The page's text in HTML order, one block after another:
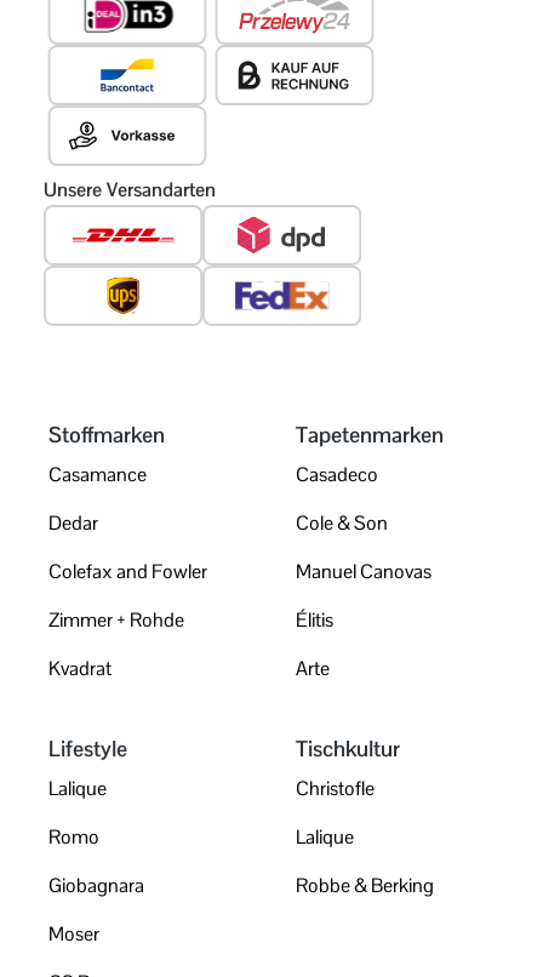
Unsere Versandarten
Stoffmarken
Casamance
Dedar
Colefax and Fowler
Zimmer + Rohde
Kvadrat
Tapetenmarken
Casadeco
Cole & Son
Manuel Canovas
Élitis
Arte
Lifestyle
Lalique
Romo
Giobagnara
Moser
Tischkultur
Christofle
Lalique
Robbe & Berking